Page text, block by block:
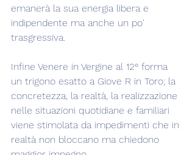
emanerà la sua energia libera e
indipendente ma anche un po'
trasgressiva.
Infine Venere in Vergine al 12° forma
un trigono esatto a Giove R in Toro; la
concretezza, la realtà, la realizzazione
nelle situazioni quotidiane e familiari
viene stimolata da impedimenti che in
realtà non bloccano ma chiedono